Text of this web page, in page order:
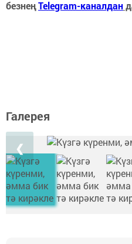
безнеңTelegram-каналдан
Галерея
❮